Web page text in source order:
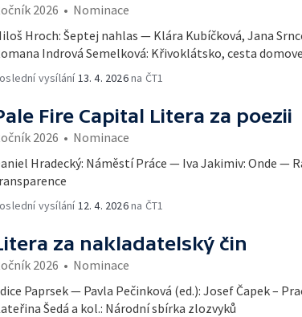
2026 • Nominace
Hroch: Šeptej nahlas — Klára Kubíčková, Jana
Indrová Semelková: Křivoklátsko, cesta
vysílání 13. 4. 2026na ČT1
Fire Capital Litera za poezii
2026 • Nominace
Hradecký: Náměstí Práce — Iva Jakimiv: Onde —
vysílání 12. 4. 2026na ČT1
za nakladatelský čin
2026 • Nominace
Paprsek — Pavla Pečinková (ed.): Josef Čapek –
Šedá a kol.: Národní sbírka zlozvyků